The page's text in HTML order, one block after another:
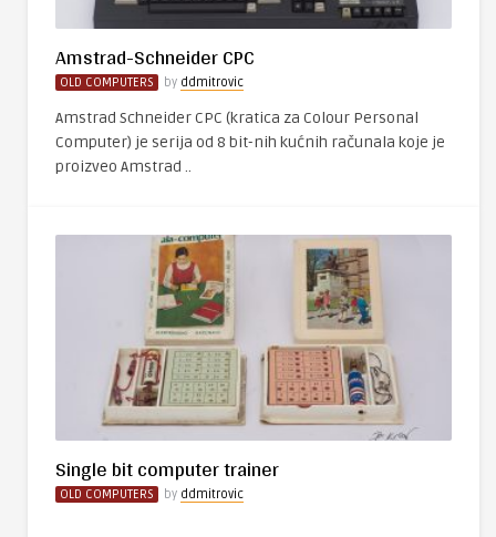
Amstrad-Schneider CPC
OLD COMPUTERS by ddmitrovic
Amstrad Schneider CPC (kratica za Colour Personal
Computer) je serija od 8 bit-nih kućnih računala koje je
proizveo Amstrad ..
Single bit computer trainer
OLD COMPUTERS by ddmitrovic